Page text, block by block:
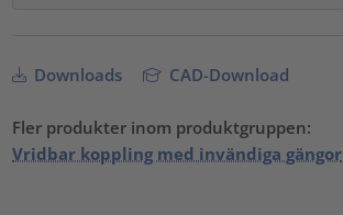
Downloads CAD-Download
Fler produkter inom produktgruppen:
Vridbar koppling med invändiga gängor